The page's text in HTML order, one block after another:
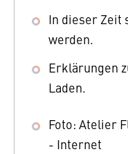
In dieser Zeit
werden.
Erklärungen
Laden.
Foto: Atelier
- Internet